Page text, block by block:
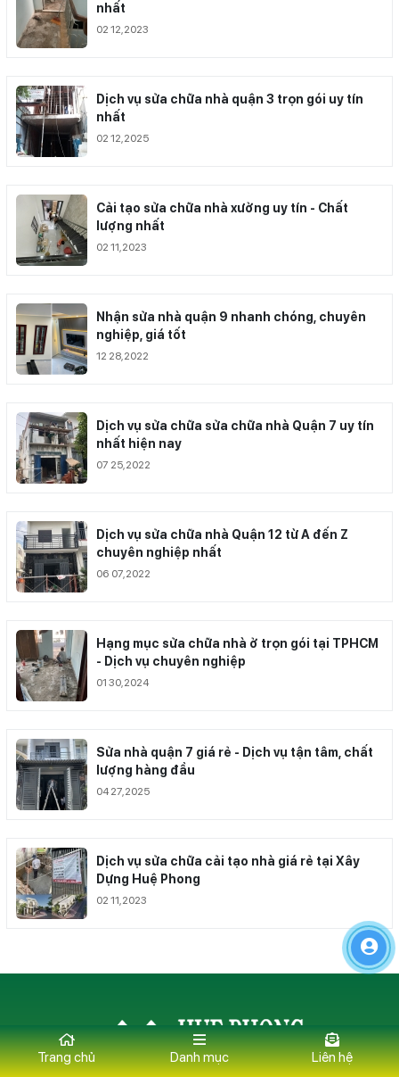
nhất
02 12,2023
Dịch vụ sửa chữa nhà quận 3 trọn gói uy tín
nhất
02 12,2025
Cải tạo sửa chữa nhà xưởng uy tín - Chất
lượng nhất
02 11,2023
Nhận sửa nhà quận 9 nhanh chóng, chuyên
nghiệp, giá tốt
12 28,2022
Dịch vụ sửa chữa sửa chữa nhà Quận 7 uy tín
nhất hiện nay
07 25,2022
Dịch vụ sửa chữa nhà Quận 12 từ A đến Z
chuyên nghiệp nhất
06 07,2022
Hạng mục sửa chữa nhà ở trọn gói tại TPHCM
- Dịch vụ chuyên nghiệp
01 30,2024
Sửa nhà quận 7 giá rẻ - Dịch vụ tận tâm, chất
lượng hàng đầu
04 27,2025
Dịch vụ sửa chữa cải tạo nhà giá rẻ tại Xây
Dựng Huệ Phong
02 11,2023
Trang chủ Danh mục Liên hệ